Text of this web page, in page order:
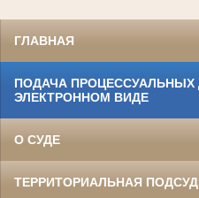
ГЛАВНАЯ
ПОДАЧА ПРОЦЕССУАЛЬНЫХ
ЭЛЕКТРОННОМ ВИДЕ
О СУДЕ
ТЕРРИТОРИАЛЬНАЯ